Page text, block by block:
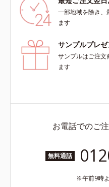
一部地域を除き、
ます
サンプルプレゼ
サンプルはご注文
ます
お電話でのご
無料通話
午前9時